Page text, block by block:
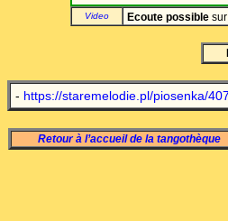
Video Ecoute possible
- https://staremelodie.pl/piosenka/
Retour à l’accueil de la tangothèque